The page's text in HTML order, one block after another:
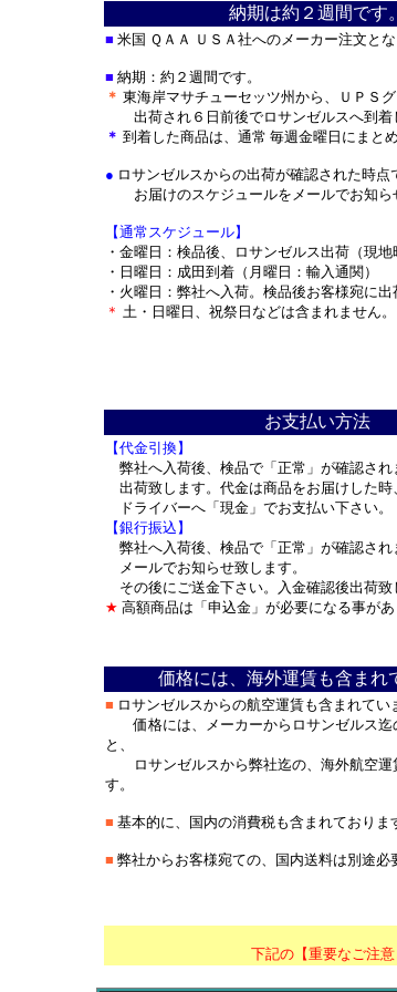
納期は約２週間です。
■ 米国 ＱＡＡ ＵＳＡ社へのメーカー注文とな
■ 納期：約２週間です。
＊ 東海岸マサチューセッツ州から、ＵＰＳ
出荷され６日前後でロサンゼルスへ到着
＊ 到着した商品は、通常 毎週金曜日にまと
● ロサンゼルスからの出荷が確認された時点
お届けのスケジュールをメールでお知ら
【通常スケジュール】
・金曜日：検品後、ロサンゼルス出荷（現地
・日曜日：成田到着（月曜日：輸入通関）
・火曜日：弊社へ入荷。検品後お客様宛に出
＊ 土・日曜日、祝祭日などは含まれません。
お支払い方法
【代金引換】
弊社へ入荷後、検品で「正常」が確認され
出荷致します。代金は商品をお届けした時
ドライバーへ「現金」でお支払い下さい。
【銀行振込】
弊社へ入荷後、検品で「正常」が確認され
メールでお知らせ致します。
その後にご送金下さい。入金確認後出荷致
★ 高額商品は「申込金」が必要になる事があ
価格には、海外運賃も含まれ
■ ロサンゼルスからの航空運賃も含まれてい
価格には、メーカーからロサンゼルス迄
と、
ロサンゼルスから弊社迄の、海外航空運
す。
■ 基本的に、国内の消費税も含まれておりま
■ 弊社からお客様宛ての、国内送料は別途必
下記の【重要なご注